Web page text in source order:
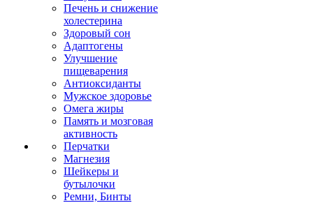
Печень и снижение
холестерина
Здоровый сон
Адаптогены
Улучшение
пищеварения
Антиоксиданты
Мужское здоровье
Омега жиры
Память и мозговая
активность
Перчатки
Магнезия
Шейкеры и
бутылочки
Ремни, Бинты